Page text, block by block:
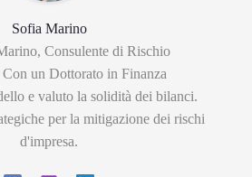
Sofia Marino
Consulente di Rischio
un Dottorato in Finanza
e valuto la solidità dei bilanci.
per la mitigazione dei rischi
d'impresa.